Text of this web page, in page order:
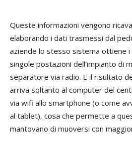
Queste informazioni vengono
elaborando i dati trasmessi dal
aziende lo stesso sistema ottiene i
singole postazioni dell’impianto di
separatore via radio. E il risultato
arriva soltanto al computer del
via wifi allo smartphone (o come
al tablet), cosa che permette a
mantovano di muoversi con